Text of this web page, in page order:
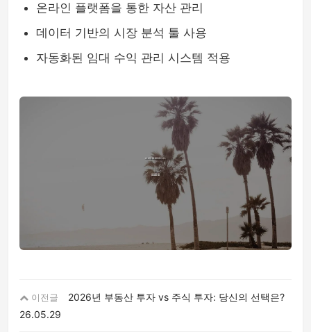
온라인 플랫폼을 통한 자산 관리
데이터 기반의 시장 분석 툴 사용
자동화된 임대 수익 관리 시스템 적용
이전글
2026년 부동산 투자 vs 주식 투자: 당신의 선택은?
26.05.29